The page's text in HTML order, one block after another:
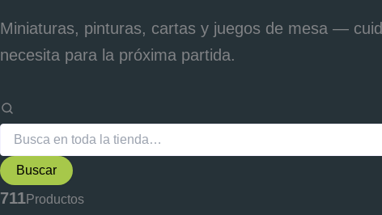
Miniaturas, pinturas, cartas y juegos de mesa —
necesita para la próxima partida.
Buscar
711Productos